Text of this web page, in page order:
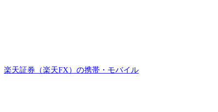
楽天証券（楽天FX）の携帯・モバイル